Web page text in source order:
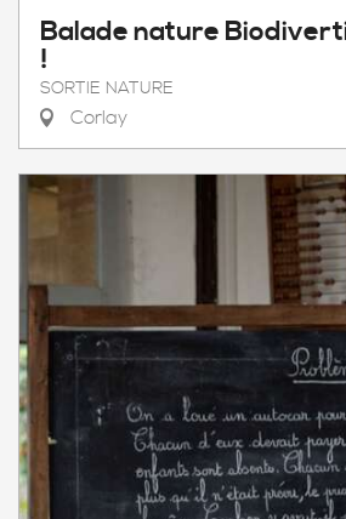
Balade nature
!
SORTIE NATURE
Corlay